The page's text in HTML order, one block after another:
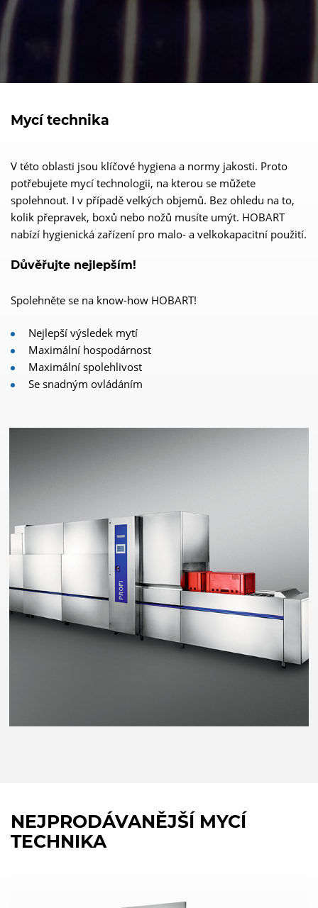
Mycí technika
V této oblasti jsou klíčové hygiena a normy jakosti. Proto
potřebujete mycí technologii, na kterou se můžete
spolehnout. I v případě velkých objemů. Bez ohledu na to,
kolik přepravek, boxů nebo nožů musíte umýt. HOBART
nabízí hygienická zařízení pro malo- a velkokapacitní použití.
Důvěřujte nejlepším!
Spolehněte se na know-how HOBART!
Nejlepší výsledek mytí
Maximální hospodárnost
Maximální spolehlivost
Se snadným ovládáním
NEJPRODÁVANĚJŠÍ MYCÍ
TECHNIKA